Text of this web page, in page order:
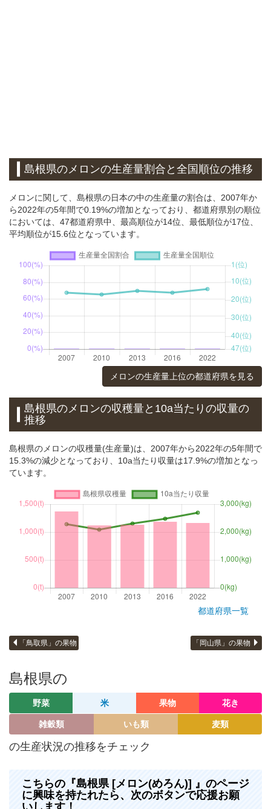
島根県のメロンの生産量割合と全国順位の推移
メロンに関して、島根県の日本の中の生産量の割合は、2007年か
ら2022年の5年間で0.19%の増加となっており、都道府県別の順位
においては、47都道府県中、最高順位が14位、最低順位が17位、
平均順位が15.6位となっています。
メロンの生産量上位の都道府県を見る
島根県のメロンの収穫量と10a当たりの収量の
推移
島根県のメロンの収穫量(生産量)は、2007年から2022年の5年間で
15.3%の減少となっており、10a当たり収量は17.9%の増加となっ
ています。
都道府県一覧
「鳥取県」の果物 「岡山県」の果物
島根県の
野菜 米 果物 花き
雑穀類 いも類 麦類
の生産状況の推移をチェック
こちらの『島根県 [メロン(めろん)] 』のページ
に興味を持たれたら、次のボタンで応援お願